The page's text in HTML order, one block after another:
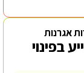
אגרנות
בפינוי